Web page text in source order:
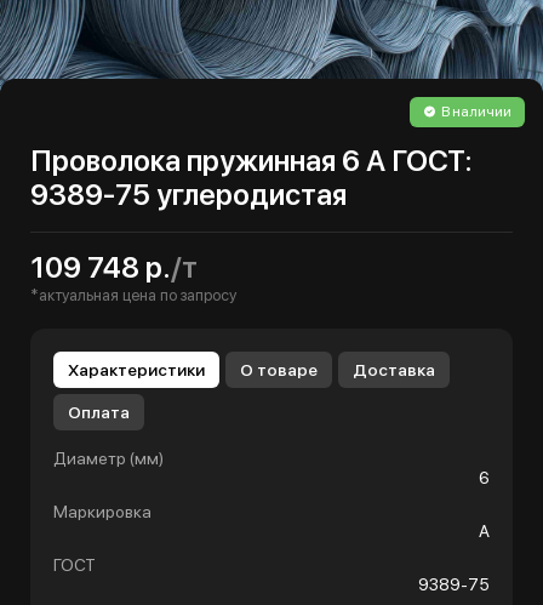
В наличии
Проволока пружинная 6 А ГОСТ:
9389-75 углеродистая
109 748 р./т
*актуальная цена по запросу
Характеристики О товаре Доставка
Оплата
Диаметр (мм)
6
Маркировка
А
ГОСТ
9389-75